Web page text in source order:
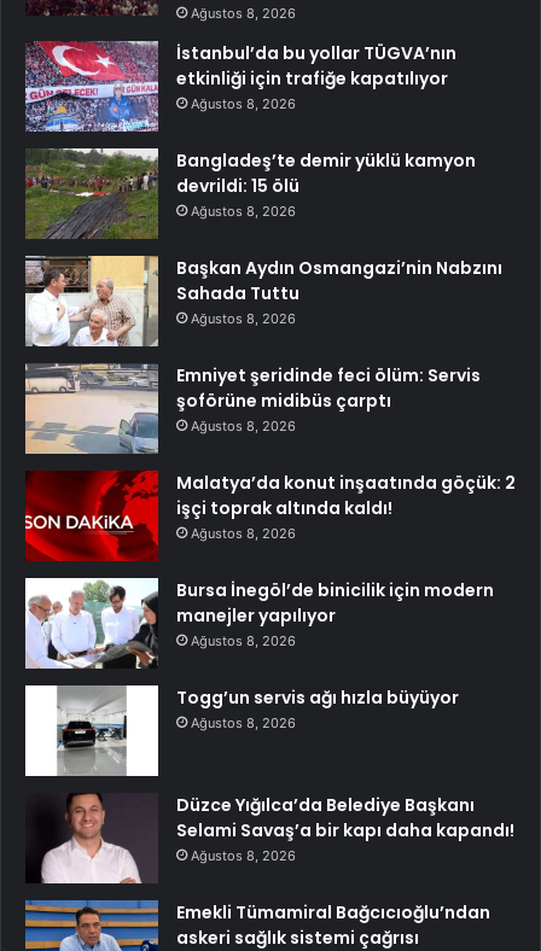
Ağustos 8, 2026
İstanbul’da bu yollar TÜGVA’nın
etkinliği için trafiğe kapatılıyor
Ağustos 8, 2026
Bangladeş’te demir yüklü kamyon
devrildi: 15 ölü
Ağustos 8, 2026
Başkan Aydın Osmangazi’nin Nabzını
Sahada Tuttu
Ağustos 8, 2026
Emniyet şeridinde feci ölüm: Servis
şoförüne midibüs çarptı
Ağustos 8, 2026
Malatya’da konut inşaatında göçük: 2
işçi toprak altında kaldı!
Ağustos 8, 2026
Bursa İnegöl’de binicilik için modern
manejler yapılıyor
Ağustos 8, 2026
Togg’un servis ağı hızla büyüyor
Ağustos 8, 2026
Düzce Yığılca’da Belediye Başkanı
Selami Savaş’a bir kapı daha kapandı!
Ağustos 8, 2026
Emekli Tümamiral Bağcıcıoğlu’ndan
askeri sağlık sistemi çağrısı